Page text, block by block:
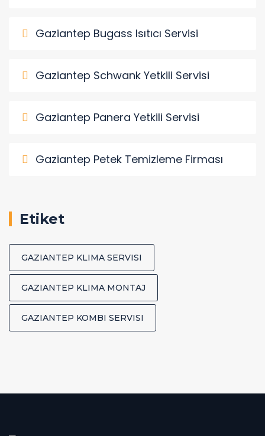
Gaziantep Bugass Isıtıcı Servisi
Gaziantep Schwank Yetkili Servisi
Gaziantep Panera Yetkili Servisi
Gaziantep Petek Temizleme Firması
Etiket
GAZIANTEP KLIMA SERVISI
GAZIANTEP KLIMA MONTAJ
GAZIANTEP KOMBI SERVISI